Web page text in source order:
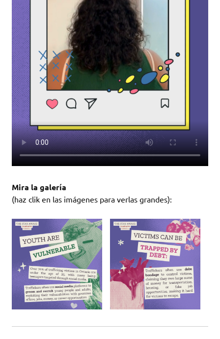
Mira la galería
(haz clik en las imágenes para verlas grandes):